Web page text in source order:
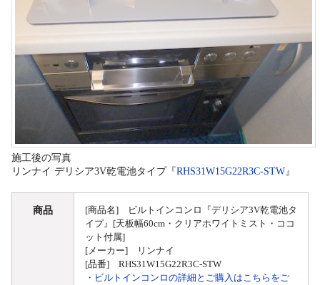
施工後の写真
リンナイ デリシア3V乾電池タイプ『RHS31W15G22R3C-STW 』
商品
[商品名] ビルトインコンロ『デリシア3V乾電池タ
イプ』[天板幅60cm・クリアホワイトミスト・ココ
ット付属]
[メーカー] リンナイ
[品番] RHS31W15G22R3C-STW
・ビルトインコンロの詳細とご購入はこちらをご